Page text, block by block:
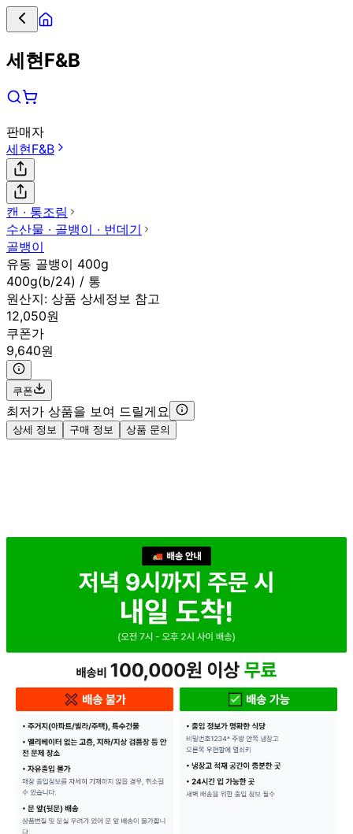
세현F&B
판매자
세현F&B
캔 ∙ 통조림
수산물 ∙ 골뱅이 ∙ 번데기
골뱅이
유동 골뱅이 400g
400g(b/24) / 통
원산지: 상품 상세정보 참고
12,050원
쿠폰가
9,640원
쿠폰
최저가 상품을 보여 드릴게요
상세 정보 구매 정보 상품 문의